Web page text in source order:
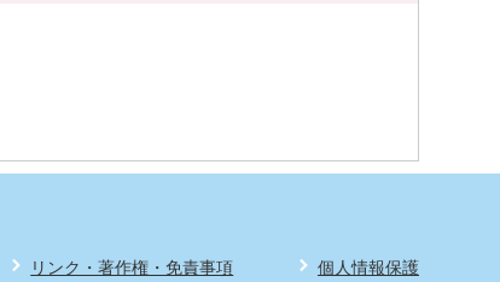
リンク・著作権・免責事項 個人情報保護